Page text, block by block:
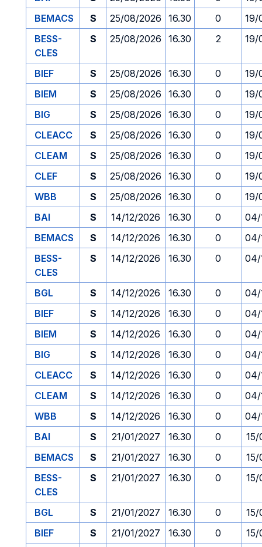
BEMACS
S 25/08/2026 16.30 0
19/
BESS-
CLES
S 25/08/2026 16.30 2 19/
BIEF S 25/08/2026 16.30 0
19/
BIEM
S 25/08/2026 16.30 0
19/
BIG
S 25/08/2026 16.30 0
19/
CLEACC
S 25/08/2026 16.30 0
19/
CLEAM
S 25/08/2026 16.30 0
19/
CLEF
S 25/08/2026 16.30 0
19/
WBB
S 25/08/2026 16.30 0
19/
BAI
S 14/12/2026 16.30 0
04/
BEMACS
S 14/12/2026 16.30 0
04/
BESS-
CLES
S 14/12/2026 16.30 0 04/
BGL S 14/12/2026 16.30 0
04/
BIEF
S 14/12/2026 16.30 0
04/
BIEM
S 14/12/2026 16.30 0
04/
BIG
S 14/12/2026 16.30 0
04/
CLEACC
S 14/12/2026 16.30 0
04/
CLEAM
S 14/12/2026 16.30 0
04/
WBB
S 14/12/2026 16.30 0
04/
BAI
S 21/01/2027 16.30 0
15/
BEMACS
S 21/01/2027 16.30 0
15/
BESS-
CLES
S 21/01/2027 16.30 0 15/
BGL S 21/01/2027 16.30 0
15/
BIEF
S 21/01/2027 16.30 0
15/